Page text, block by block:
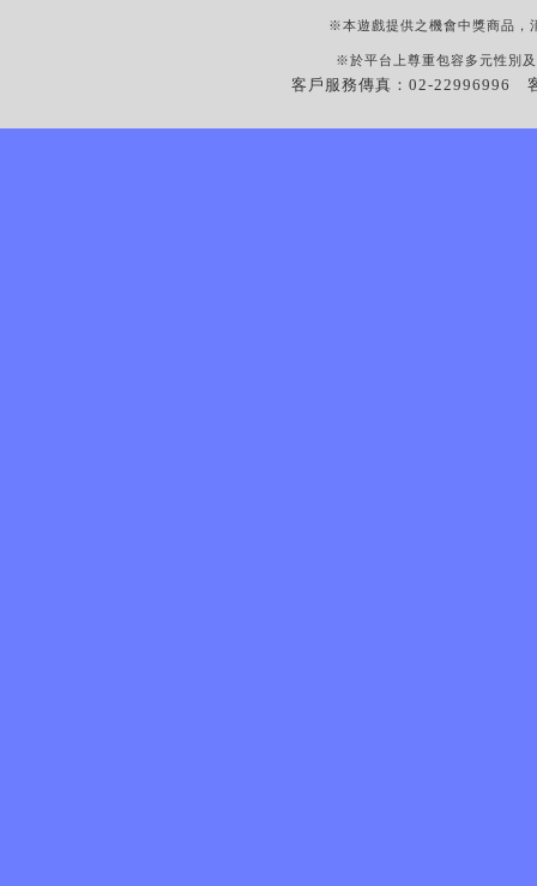
※本遊戲提供之機會中獎商品，
※於平台上尊重包容多元性別
客戶服務傳真：02-22996996